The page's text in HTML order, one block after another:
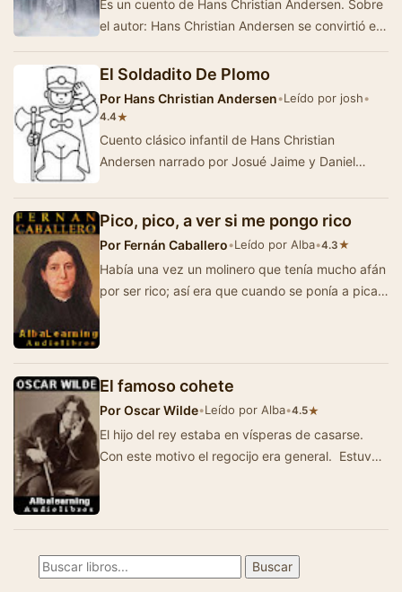
Es un cuento de Hans Christian Andersen. Sobre
el autor: Hans Christian Andersen se convirtió en
El Soldadito De Plomo
Por Hans Christian Andersen•Leído por josh•
4.4★
Cuento clásico infantil de Hans Christian
Andersen narrado por Josué Jaime y Daniel
Pico, pico, a ver si me pongo rico
Por Fernán Caballero•Leído por Alba•4.3★
Había una vez un molinero que tenía mucho afán
por ser rico; así era que cuando se ponía a picar
El famoso cohete
PorOscar Wilde•Leído por Alba•4.5★
El hijo del rey estaba en vísperas de casarse.
Con este motivo el regocijo era general. Estuvo